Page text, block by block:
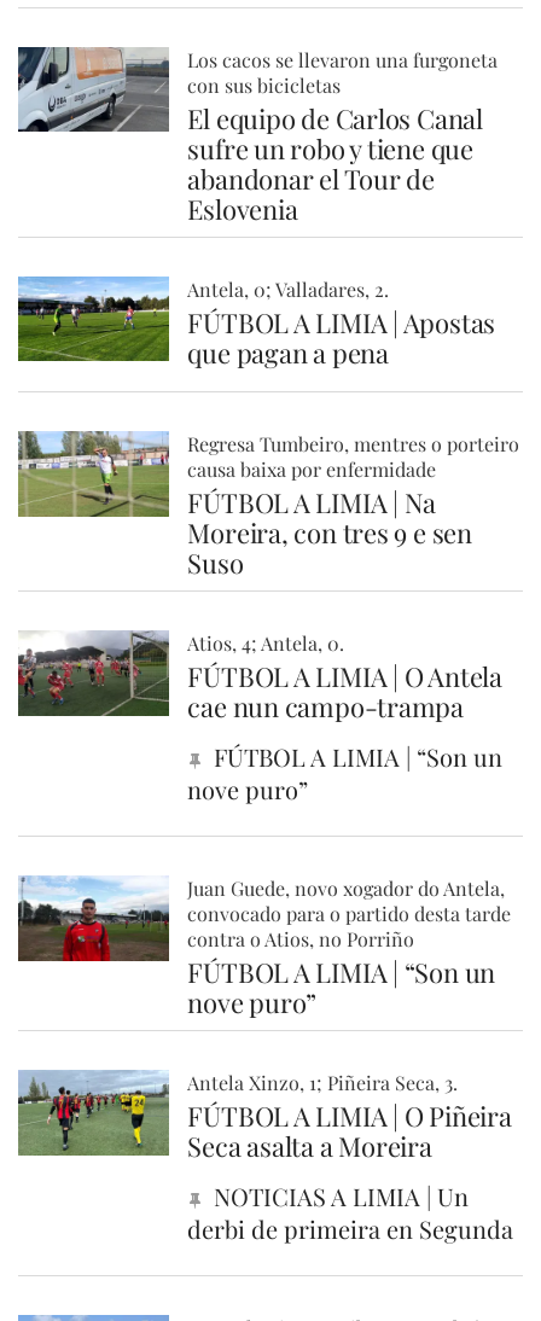
Los cacos se llevaron una furgoneta
con sus bicicletas
El equipo de Carlos Canal
sufre un robo y tiene que
abandonar el Tour de
Eslovenia
Antela, 0; Valladares, 2.
FÚTBOL A LIMIA | Apostas
que pagan a pena
Regresa Tumbeiro, mentres o porteiro
causa baixa por enfermidade
FÚTBOL A LIMIA | Na
Moreira, con tres 9 e sen
Suso
Atios, 4; Antela, 0.
FÚTBOL A LIMIA | O Antela
cae nun campo-trampa
FÚTBOL A LIMIA | “Son un
nove puro”
Juan Guede, novo xogador do Antela,
convocado para o partido desta tarde
contra o Atios, no Porriño
FÚTBOL A LIMIA | “Son un
nove puro”
Antela Xinzo, 1; Piñeira Seca, 3.
FÚTBOL A LIMIA | O Piñeira
Seca asalta a Moreira
NOTICIAS A LIMIA | Un
derbi de primeira en Segunda